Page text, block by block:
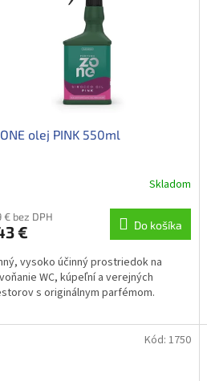
olej PINK 550ml
Skladom
€ bez DPH
€ Do košíka
vysoko účinný prostriedok na
WC, kúpeľní a verejných
s originálnym parfémom.
Kód: 1750